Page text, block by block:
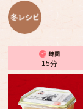
15分